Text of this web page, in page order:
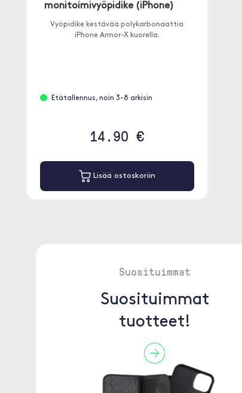
monitoimivyöpidike (iPhone)
Vyöpidike kestävää polykarbonaattia
iPhone Armor-X kuorella.
Etätallennus, noin 3-8 arkisin
14.90 €
Lisää ostoskoriin
Suosituimmat
Suosituimmat
tuotteet!